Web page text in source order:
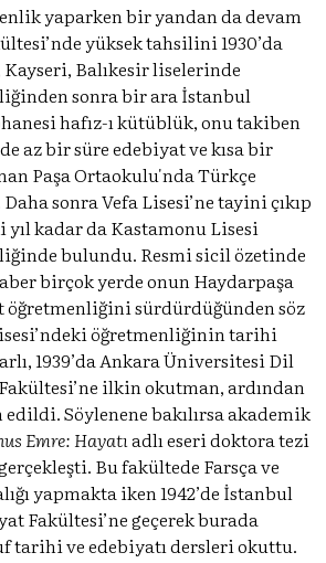
yaparken bir yandan da devam
yüksek tahsilini 1930’da
Balıkesir liselerinde
sonra bir ara İstanbul
hafız-ı kütüblük, onu takiben
az bir süre edebiyat ve kısa bir
Paşa Ortaokulu'nda Türkçe
sonra Vefa Lisesi’ne tayini çıkıp
kadar da Kastamonu Lisesi
bulundu. Resmi sicil özetinde
birçok yerde onun Haydarpaşa
öğretmenliğini sürdürdüğünden söz
öğretmenliğinin tarihi
1939’da Ankara Üniversitesi Dil
ilkin okutman, ardından
Söylenene bakılırsa akademik
Emre: Hayatı adlı eseri doktora tezi
Bu fakültede Farsça ve
yapmakta iken 1942’de İstanbul
Fakültesi’ne geçerek burada
tarihi ve edebiyatı dersleri okuttu.